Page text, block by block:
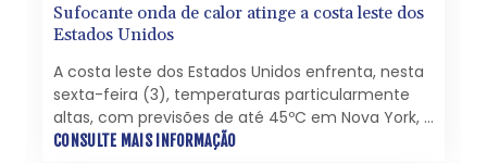
Sufocante onda de calor atinge a costa leste dos
Estados Unidos
A costa leste dos Estados Unidos enfrenta, nesta
sexta-feira (3), temperaturas particularmente
altas, com previsões de até 45ºC em Nova York, o
que ameaça interromper a Copa do Mundo e as
CONSULTE MAIS INFORMAÇÃO